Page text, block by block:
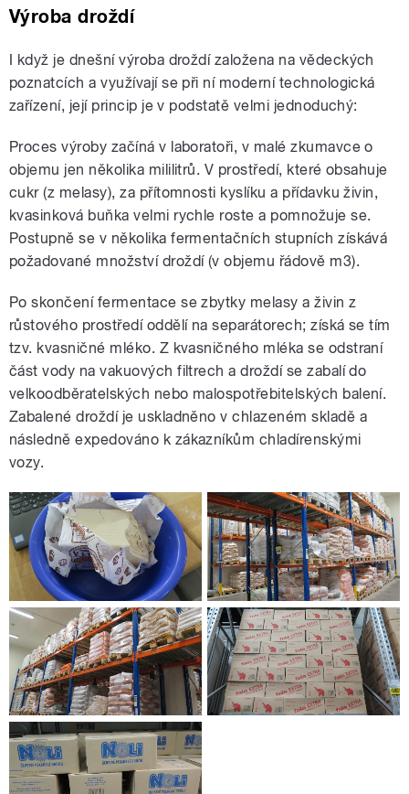
Výroba droždí
I když je dnešní výroba droždí založena na vědeckých
poznatcích a využívají se při ní moderní technologická
zařízení, její princip je v podstatě velmi jednoduchý:
Proces výroby začíná v laboratoři, v malé zkumavce o
objemu jen několika mililitrů. V prostředí, které obsahuje
cukr (z melasy), za přítomnosti kyslíku a přídavku živin,
kvasinková buňka velmi rychle roste a pomnožuje se.
Postupně se v několika fermentačních stupních získává
požadované množství droždí (v objemu řádově m3).
Po skončení fermentace se zbytky melasy a živin z
růstového prostředí oddělí na separátorech; získá se tím
tzv. kvasničné mléko. Z kvasničného mléka se odstraní
část vody na vakuových filtrech a droždí se zabalí do
velkoodběratelských nebo malospotřebitelských balení.
Zabalené droždí je uskladněno v chlazeném skladě a
následně expedováno k zákazníkům chladírenskými
vozy.